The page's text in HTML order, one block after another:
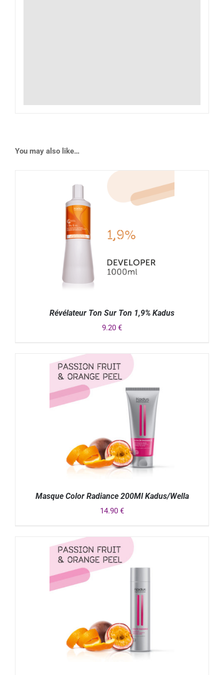
You may also like…
Révélateur Ton Sur Ton 1,9% Kadus
9.20 €
Masque Color Radiance 200Ml Kadus/Wella
14.90 €